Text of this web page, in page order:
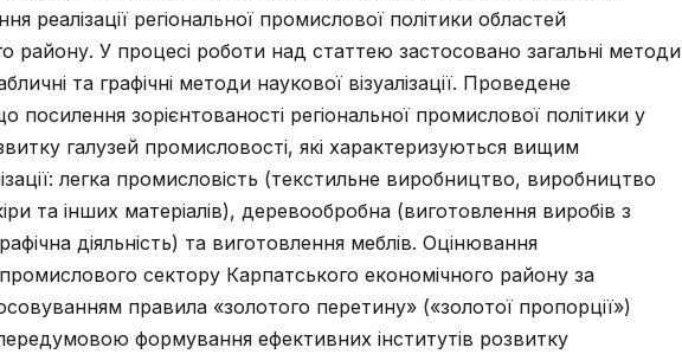
реалізації регіональної промислової політики областей
району. У процесі роботи над статтею застосовано загальні методи
та графічні методи наукової візуалізації. Проведене
посилення зорієнтованості регіональної промислової політики у
галузей промисловості, які характеризуються вищим
легка промисловість (текстильне виробництво, виробництво
та інших матеріалів), деревообробна (виготовлення виробів з
діяльність) та виготовлення меблів. Оцінювання
сектору Карпатського економічного району за
правила «золотого перетину» («золотої пропорції»)
формування ефективних інститутів розвитку